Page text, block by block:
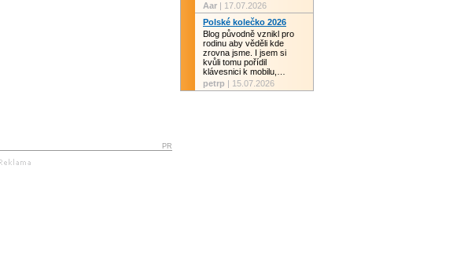
PR
Aar | 17.07.2026
Polské kolečko 2026
Blog původně vznikl pro
rodinu aby věděli kde
zrovna jsme. I jsem si
kvůli tomu pořídil
klávesnici k mobilu,…
petrp | 15.07.2026